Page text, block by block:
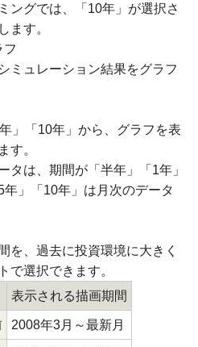
ングでは、「10年」が選択さ
ます。
フ
ミュレーション結果をグラフ
」「10年」から、グラフを表
す。
タは、期間が「半年」「1年」
」「10年」は月次のデータ
を、過去に投資環境に大きく
で選択できます。
表示される描画期間
2008年3月～最新月